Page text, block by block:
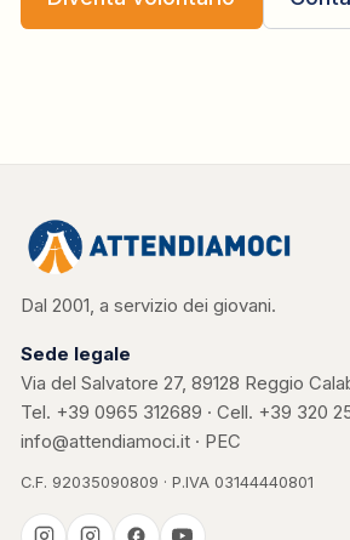
Dal 2001, a servizio dei giovani.
Sede legale
Via del Salvatore 27, 89128 Reggio
Tel. +39 0965 312689 · Cell. +39 320
info@attendiamoci.it · PEC
C.F. 92035090809 · P.IVA 03144440801